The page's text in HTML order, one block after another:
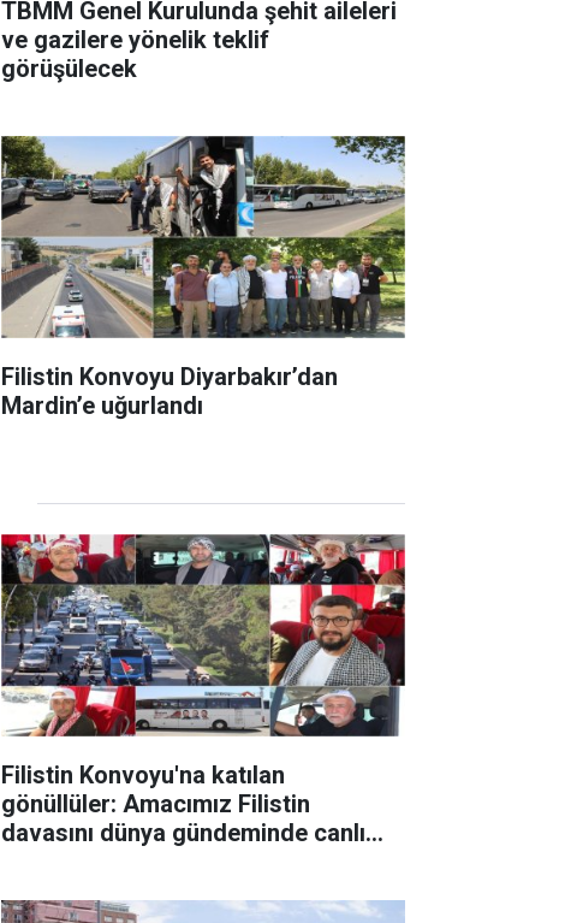
TBMM Genel Kurulunda şehit aileleri
ve gazilere yönelik teklif
görüşülecek
Filistin Konvoyu Diyarbakır’dan
Mardin’e uğurlandı
Filistin Konvoyu'na katılan
gönüllüler: Amacımız Filistin
davasını dünya gündeminde canlı